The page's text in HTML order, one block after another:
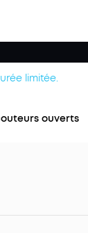
limitée.
ouverts